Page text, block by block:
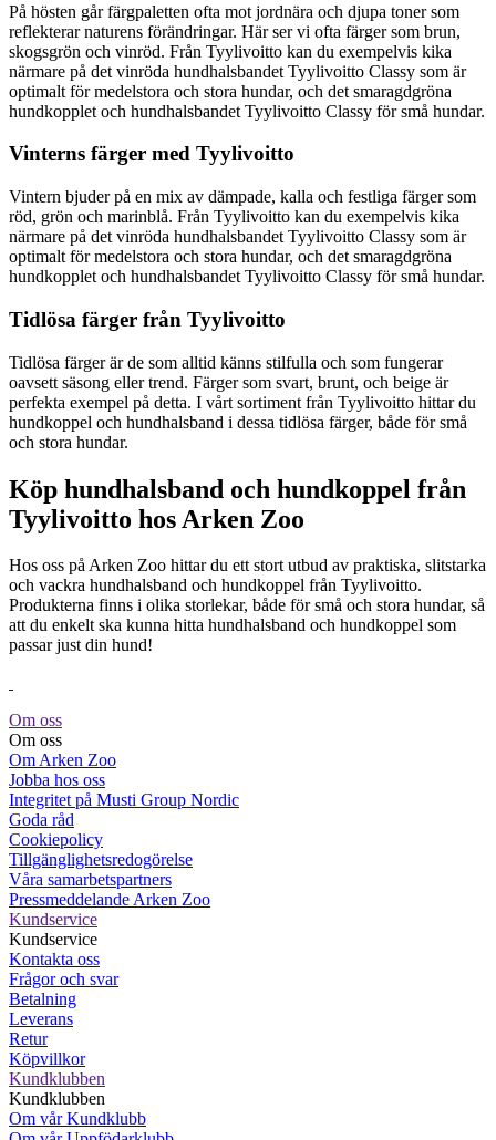
På hösten går färgpaletten ofta mot jordnära och djupa toner som
reflekterar naturens förändringar. Här ser vi ofta färger som brun,
skogsgrön och vinröd. Från Tyylivoitto kan du exempelvis kika
närmare på det vinröda hundhalsbandet Tyylivoitto Classy som är
optimalt för medelstora och stora hundar, och det smaragdgröna
hundkopplet och hundhalsbandet Tyylivoitto Classy för små hundar.
Vinterns färger med Tyylivoitto
Vintern bjuder på en mix av dämpade, kalla och festliga färger som
röd, grön och marinblå. Från Tyylivoitto kan du exempelvis kika
närmare på det vinröda hundhalsbandet Tyylivoitto Classy som är
optimalt för medelstora och stora hundar, och det smaragdgröna
hundkopplet och hundhalsbandet Tyylivoitto Classy för små hundar.
Tidlösa färger från Tyylivoitto
Tidlösa färger är de som alltid känns stilfulla och som fungerar
oavsett säsong eller trend. Färger som svart, brunt, och beige är
perfekta exempel på detta. I vårt sortiment från Tyylivoitto hittar du
hundkoppel och hundhalsband i dessa tidlösa färger, både för små
och stora hundar.
Köp hundhalsband och hundkoppel från
Tyylivoitto hos Arken Zoo
Hos oss på Arken Zoo hittar du ett stort utbud av praktiska, slitstarka
och vackra hundhalsband och hundkoppel från Tyylivoitto.
Produkterna finns i olika storlekar, både för små och stora hundar, så
att du enkelt ska kunna hitta hundhalsband och hundkoppel som
passar just din hund!
Om oss
Om oss
Om Arken Zoo
Jobba hos oss
Integritet på Musti Group Nordic
Goda råd
Cookiepolicy
Tillgänglighetsredogörelse
Våra samarbetspartners
Pressmeddelande Arken Zoo
Kundservice
Kundservice
Kontakta oss
Frågor och svar
Betalning
Leverans
Retur
Köpvillkor
Kundklubben
Kundklubben
Om vår Kundklubb